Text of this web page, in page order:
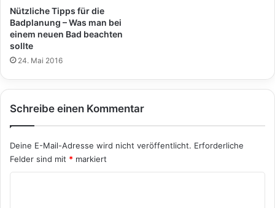
Nützliche Tipps für die
Badplanung – Was man bei
einem neuen Bad beachten
sollte
24. Mai 2016
Schreibe einen Kommentar
Deine E-Mail-Adresse wird nicht veröffentlicht. Erforderliche
Felder sind mit * markiert